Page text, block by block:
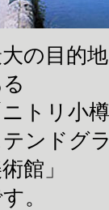
の目的
ニトリ小
テンドグ
術館」
。